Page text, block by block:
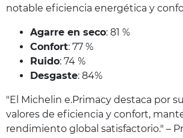
notable eficiencia energética y
Agarre en seco: 81 %
Confort: 77 %
Ruido: 74 %
Desgaste: 84%
"El Michelin e.Primacy destaca por
valores de eficiencia y confort,
rendimiento global satisfactorio." –